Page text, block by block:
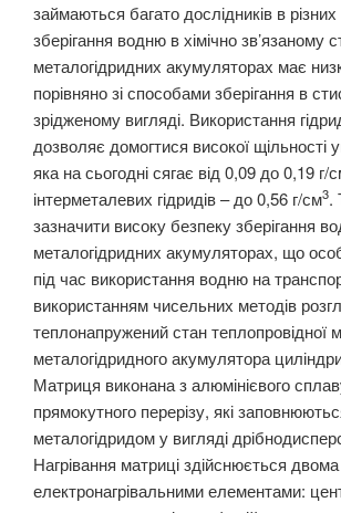
займаються багато дослідників в
зберігання водню в хімічно зв’язаному
металогідридних акумуляторах має
порівняно зі способами зберігання в
зрідженому вигляді. Використання
дозволяє домогтися високої щільності
яка на сьогодні сягає від 0,09 до 0,19 г/
інтерметалевих гідридів – до 0,56 г/см3.
зазначити високу безпеку зберігання
металогідридних акумуляторах, що
під час використання водню на
використанням чисельних методів
теплонапружений стан теплопровідної
металогідридного акумулятора
Матриця виконана з алюмінієвого
прямокутного перерізу, які
металогідридом у вигляді
Нагрівання матриці здійснюється двома
електронагрівальними елементами: